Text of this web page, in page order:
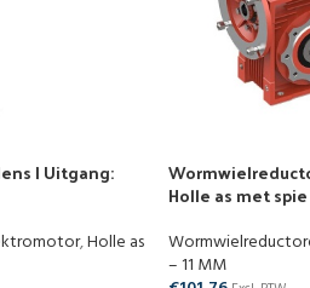
| Uitgang:
,Holle as
Holle as met
– 11 MM